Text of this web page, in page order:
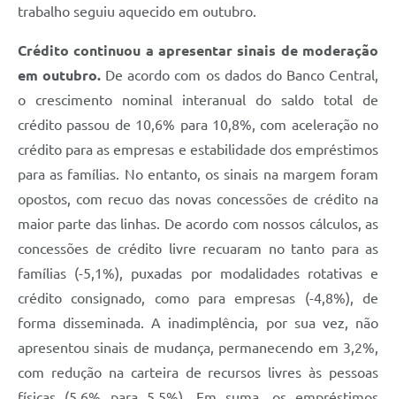
trabalho seguiu aquecido em outubro.
Crédito continuou a apresentar sinais de moderação
em outubro. De acordo com os dados do Banco Central,
o crescimento nominal interanual do saldo total de
crédito passou de 10,6% para 10,8%, com aceleração no
crédito para as empresas e estabilidade dos empréstimos
para as famílias. No entanto, os sinais na margem foram
opostos, com recuo das novas concessões de crédito na
maior parte das linhas. De acordo com nossos cálculos, as
concessões de crédito livre recuaram no tanto para as
famílias (-5,1%), puxadas por modalidades rotativas e
crédito consignado, como para empresas (-4,8%), de
forma disseminada. A inadimplência, por sua vez, não
apresentou sinais de mudança, permanecendo em 3,2%,
com redução na carteira de recursos livres às pessoas